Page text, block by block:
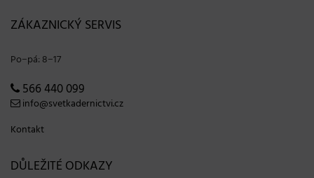
ZÁKAZNICKÝ SERVIS
Po−pá: 8−17
566 440 099
info@svetkadernictvi.cz
Kontakt
DŮLEŽITÉ ODKAZY